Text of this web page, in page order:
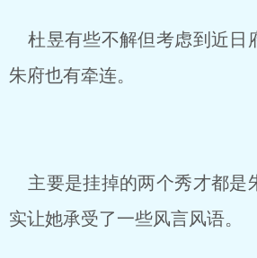
杜昱有些不解但考虑到近日
朱府也有牵连。
主要是挂掉的两个秀才都是
实让她承受了一些风言风语。